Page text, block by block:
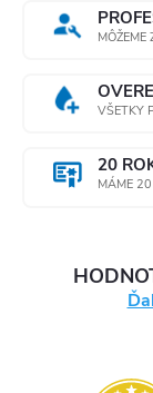
VŠETKY
20
MÁME